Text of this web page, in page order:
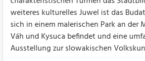
weiteres kulturelles Juwel ist das
sich in einem malerischen Park an der
Váh und Kysuca befindet und eine
Ausstellung zur slowakischen